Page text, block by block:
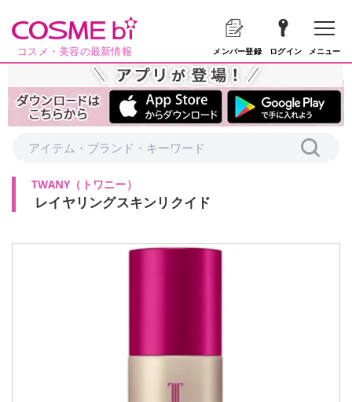
コスメ・美容の最新情報 メンバー登録 ログイン メニュー
TWANY（ トワニー）
レイヤリングスキンリクイド